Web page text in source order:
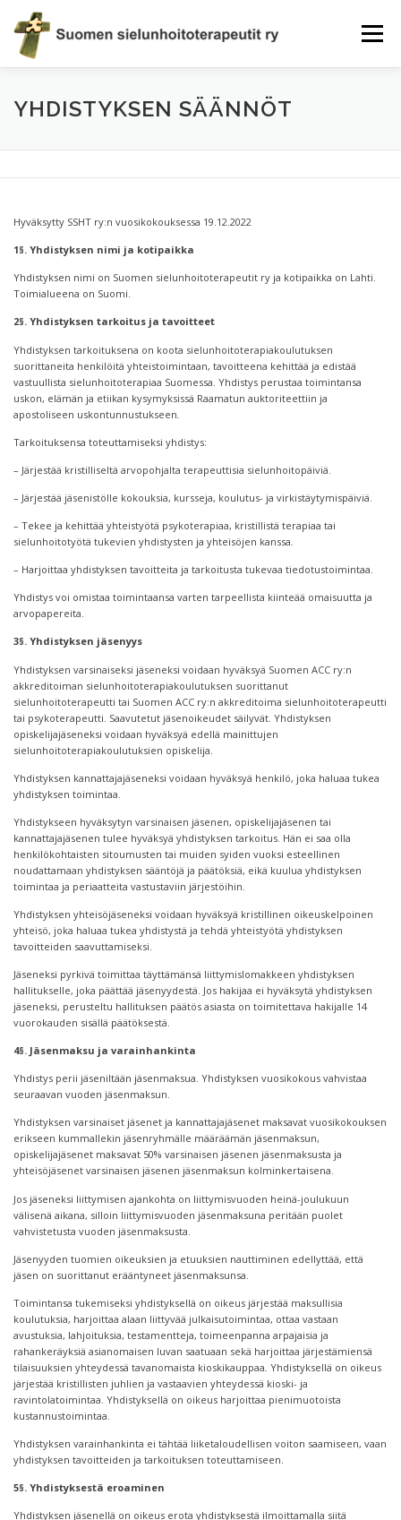
sisältöön
Valikko
AJANKOHTAISTA TERAPEUTTIHAKU
YHDISTYKSEN SÄÄNNÖT
Hyväksytty SSHT ry:n vuosikokouksessa 19.12.2022
1§. Yhdistyksen nimi ja kotipaikka
Yhdistyksen nimi on Suomen sielunhoitoterapeutit ry ja kotipaikka on Lahti.
Toimialueena on Suomi.
2§. Yhdistyksen tarkoitus ja tavoitteet
Yhdistyksen tarkoituksena on koota sielunhoitoterapiakoulutuksen
suorittaneita henkilöitä yhteistoimintaan, tavoitteena kehittää ja edistää
vastuullista sielunhoitoterapiaa Suomessa. Yhdistys perustaa toimintansa
uskon, elämän ja etiikan kysymyksissä Raamatun auktoriteettiin ja
apostoliseen uskontunnustukseen
Tarkoituksensa toteuttamiseksi yhdistys:
– Järjestää kristilliseltä arvopohjalta terapeuttisia sielunhoitopäiviä.
– Järjestää jäsenistölle kokouksia, kursseja, koulutus- ja virkistäytymispäiviä.
– Tekee ja kehittää yhteistyötä psykoterapiaa, kristillistä terapiaa tai
sielunhoitotyötä tukevien yhdistysten ja yhteisöjen kanssa.
– Harjoittaa yhdistyksen tavoitteita ja tarkoitusta tukevaa tiedotustoimintaa.
Yhdistys voi omistaa toimintaansa varten tarpeellista kiinteää omaisuutta ja
arvopapereita.
3§. Yhdistyksen jäsenyys
Yhdistyksen varsinaiseksi jäseneksi voidaan hyväksyä Suomen ACC ry:n
akkreditoiman sielunhoitoterapiakoulutuksen suorittanut
sielunhoitoterapeutti tai Suomen ACC ry:n akkreditoima sielunhoitoterapeutti
tai psykoterapeutti. Saavutetut jäsenoikeudet säilyvät. Yhdistyksen
opiskelijajäseneksi voidaan hyväksyä edellä mainittujen
sielunhoitoterapiakoulutuksien opiskelija.
Yhdistyksen kannattajajäseneksi voidaan hyväksyä henkilö, joka haluaa tukea
yhdistyksen toimintaa.
Yhdistykseen hyväksytyn varsinaisen jäsenen, opiskelijajäsenen tai
kannattajajäsenen tulee hyväksyä yhdistyksen tarkoitus. Hän ei saa olla
henkilökohtaisten sitoumusten tai muiden syiden vuoksi esteellinen
noudattamaan yhdistyksen sääntöjä ja päätöksiä, eikä kuulua yhdistyksen
toimintaa ja periaatteita vastustaviin järjestöihin.
Yhdistyksen yhteisöjäseneksi voidaan hyväksyä kristillinen oikeuskelpoinen
yhteisö, joka haluaa tukea yhdistystä ja tehdä yhteistyötä yhdistyksen
tavoitteiden saavuttamiseksi.
Jäseneksi pyrkivä toimittaa täyttämänsä liittymislomakkeen yhdistyksen
hallitukselle, joka päättää jäsenyydestä. Jos hakijaa ei hyväksytä yhdistyksen
jäseneksi, perusteltu hallituksen päätös asiasta on toimitettava hakijalle 14
vuorokauden sisällä päätöksestä.
4§. Jäsenmaksu ja varainhankinta
Yhdistys perii jäseniltään jäsenmaksua. Yhdistyksen vuosikokous vahvistaa
seuraavan vuoden jäsenmaksun.
Yhdistyksen varsinaiset jäsenet ja kannattajajäsenet maksavat vuosikokouksen
erikseen kummallekin jäsenryhmälle määräämän jäsenmaksun,
opiskelijajäsenet maksavat 50% varsinaisen jäsenen jäsenmaksusta ja
yhteisöjäsenet varsinaisen jäsenen jäsenmaksun kolminkertaisena.
Jos jäseneksi liittymisen ajankohta on liittymisvuoden heinä-joulukuun
välisenä aikana, silloin liittymisvuoden jäsenmaksuna peritään puolet
vahvistetusta vuoden jäsenmaksusta.
Jäsenyyden tuomien oikeuksien ja etuuksien nauttiminen edellyttää, että
jäsen on suorittanut erääntyneet jäsenmaksunsa.
Toimintansa tukemiseksi yhdistyksellä on oikeus järjestää maksullisia
koulutuksia, harjoittaa alaan liittyvää julkaisutoimintaa, ottaa vastaan
avustuksia, lahjoituksia, testamentteja, toimeenpanna arpajaisia ja
rahankeräyksiä asianomaisen luvan saatuaan sekä harjoittaa järjestämiensä
tilaisuuksien yhteydessä tavanomaista kioskikauppaa Yhdistyksellä on oikeus
järjestää kristillisten juhlien ja vastaavien yhteydessä kioski- ja
ravintolatoimintaa. Yhdistyksellä on oikeus harjoittaa pienimuotoista
kustannustoimintaa.
Yhdistyksen varainhankinta ei tähtää liiketaloudellisen voiton saamiseen, vaan
yhdistyksen tavoitteiden ja tarkoituksen toteuttamiseen.
5§. Yhdistyksestä eroaminen
Yhdistyksen jäsenellä on oikeus erota yhdistyksestä ilmoittamalla siitä